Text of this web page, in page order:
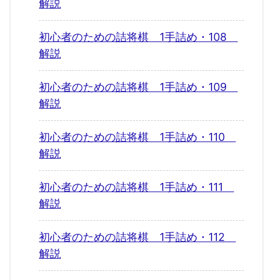
解説
初心者のための詰将棋 1手詰め・108
解説
初心者のための詰将棋 1手詰め・109
解説
初心者のための詰将棋 1手詰め・110
解説
初心者のための詰将棋 1手詰め・111
解説
初心者のための詰将棋 1手詰め・112
解説